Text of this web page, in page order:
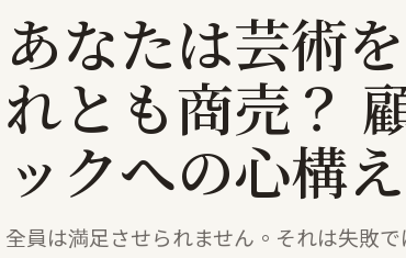
あなたは芸術
れとも商売？
ックへの心構え
全員は満足させられません。それは失敗